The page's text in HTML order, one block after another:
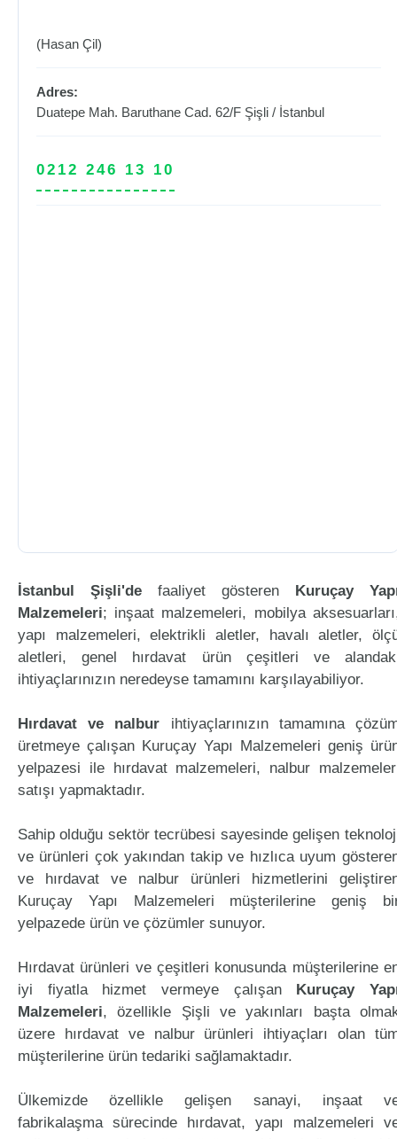
(Hasan Çil)
Adres:
Duatepe Mah. Baruthane Cad. 62/F Şişli / İstanbul
0212 246 13 10
İstanbul Şişli'de faaliyet gösteren Kuruçay
Malzemeleri; inşaat malzemeleri, mobilya
yapı malzemeleri, elektrikli aletler, havalı aletler,
aletleri, genel hırdavat ürün çeşitleri ve
ihtiyaçlarınızın neredeyse tamamını karşılayabiliyor.
Hırdavat ve nalbur ihtiyaçlarınızın tamamına
üretmeye çalışan Kuruçay Yapı Malzemeleri geniş
yelpazesi ile hırdavat malzemeleri, nalbur
satışı yapmaktadır.
Sahip olduğu sektör tecrübesi sayesinde gelişen
ve ürünleri çok yakından takip ve hızlıca uyum
ve hırdavat ve nalbur ürünleri hizmetlerini
Kuruçay Yapı Malzemeleri müşterilerine geniş
yelpazede ürün ve çözümler sunuyor.
Hırdavat ürünleri ve çeşitleri konusunda müşterilerine
iyi fiyatla hizmet vermeye çalışan Kuruçay
Malzemeleri, özellikle Şişli ve yakınları başta
üzere hırdavat ve nalbur ürünleri ihtiyaçları olan
müşterilerine ürün tedariki sağlamaktadır.
Ülkemizde özellikle gelişen sanayi, inşaat
fabrikalaşma sürecinde hırdavat, yapı malzemeleri